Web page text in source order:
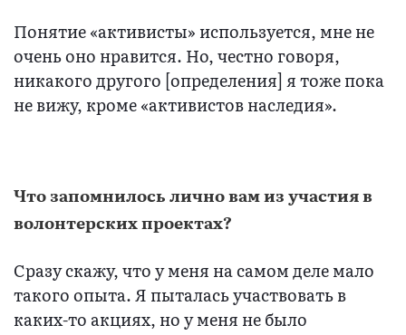
Понятие «активисты» используется, мне не
очень оно нравится. Но, честно говоря,
никакого другого [определения] я тоже пока
не вижу, кроме «активистов наследия».
Что запомнилось лично вам из участия в
волонтерских проектах?
Сразу скажу, что у меня на самом деле мало
такого опыта. Я пыталась участвовать в
каких-то акциях, но у меня не было